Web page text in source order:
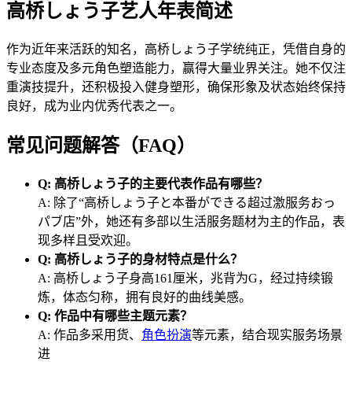
高桥しょう子艺人年表简述
作为近年来活跃的知名，高桥しょう子学统纯正，凭借自身的
专业态度及多元角色塑造能力，赢得大量业界关注。她不仅注
重演技提升，还积极投入健身塑形，确保形象及状态始终保持
良好，成为业内优秀代表之一。
常见问题解答（FAQ）
Q: 高桥しょう子的主要代表作品有哪些？
A: 除了“高桥しょう子と本番ができる超过激服务おっ
パブ店”外，她还有多部以生活服务题材为主的作品，表
现多样且受欢迎。
Q: 高桥しょう子的身材特点是什么？
A: 高桥しょう子身高161厘米，兆背为G，经过持续锻
炼，体态匀称，拥有良好的曲线美感。
Q: 作品中有哪些主题元素？
A: 作品多采用货、 角色扮演等元素，结合现实服务场景
进